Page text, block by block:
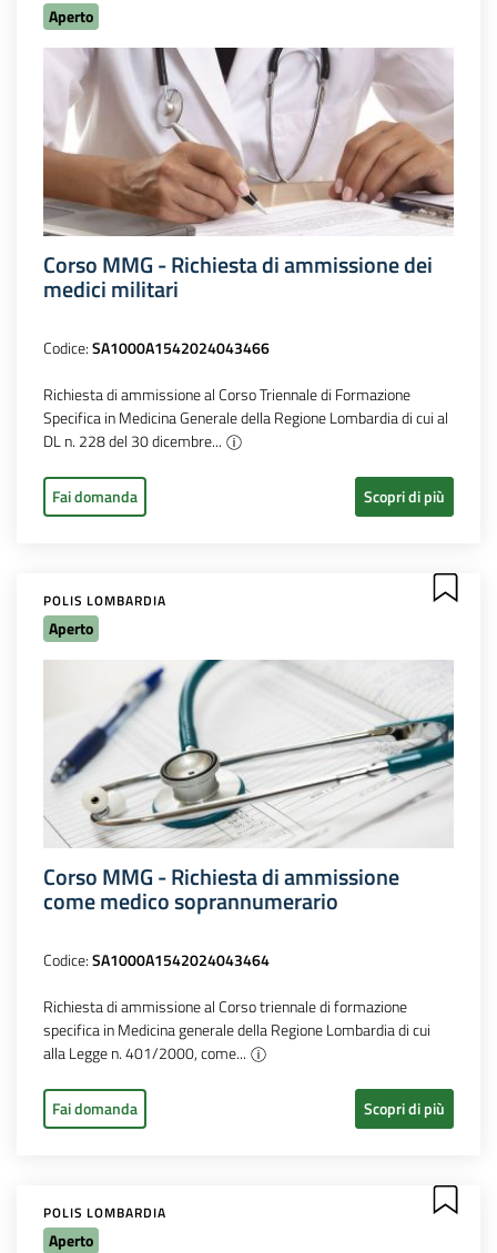
Aperto
Corso MMG - Richiesta di ammissione dei
medici militari
Codice:SA1000A1542024043466
Richiesta di ammissione al Corso Triennale di Formazione
Specifica in Medicina Generale della Regione Lombardia di cui al
DL n. 228 del 30 dicembre...
Fai domanda Scopri di più
POLIS LOMBARDIA
Aperto
Corso MMG - Richiesta di ammissione
come medico soprannumerario
Codice:SA1000A1542024043464
Richiesta di ammissione al Corso triennale di formazione
specifica in Medicina generale della Regione Lombardia di cui
alla Legge n. 401/2000, come...
Fai domanda Scopri di più
POLIS LOMBARDIA
Aperto